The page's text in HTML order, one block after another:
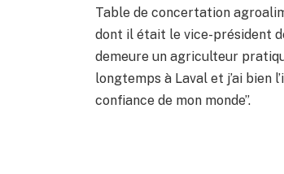
Table de concertation
dont il était le vice-président
demeure un agriculteur
longtemps à Laval et j’ai bien
confiance de mon monde”.